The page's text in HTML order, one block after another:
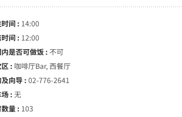
时间 : 14:00
时间 : 12:00
内是否可做饭 : 不可
区 : 咖啡厅Bar, 西餐厅
及向导 : 02-776-2641
场 : 无
数量 : 103